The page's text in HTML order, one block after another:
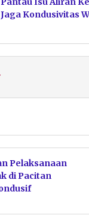
Jaga Kondusivitas
Pelaksanaan
di Pacitan